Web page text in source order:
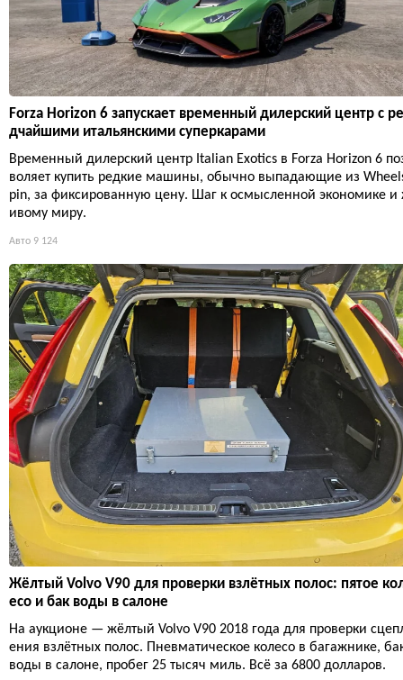
Forza Horizon 6 запускает временный дилерский центр с ре
дчайшими итальянскими суперкарами
Временный дилерский центр Italian Exotics в Forza Horizon 6
воляет купить редкие машины, обычно выпадающие из
pin, за фиксированную цену. Шаг к осмысленной экономике и
ивому миру.
Авто 9 124
Жёлтый Volvo V90 для проверки взлётных полос: пятое
есо и бак воды в салоне
На аукционе — жёлтый Volvo V90 2018 года для проверки
ения взлётных полос. Пневматическое колесо в багажнике,
воды в салоне, пробег 25 тысяч миль. Всё за 6800 долларов.